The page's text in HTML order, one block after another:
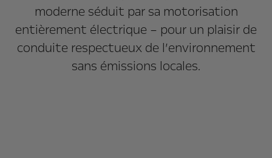
moderne séduit par sa motorisation
entièrement électrique – pour un plaisir de
conduite respectueux de l’environnement
sans émissions locales.